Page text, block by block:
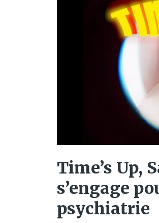
Time’s Up,
s’engage
psychiatrie